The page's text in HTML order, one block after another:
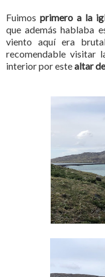
Fuimos primero a la
que además hablaba
viento aquí era
recomendable visitar
interior por estealtar